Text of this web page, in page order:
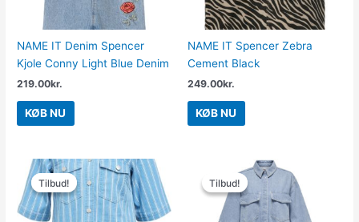
NAME IT Denim Spencer
Kjole Conny Light Blue Denim
219.00kr.
KØB NU
NAME IT Spencer Zebra
Cement Black
249.00kr.
KØB NU
Tilbud!
Tilbud!
Den
oprindelige
pris
var:
599.95kr..
Den
aktuelle
pris
er:
179.99kr..
Tilbud!
Tilbud!
oprindelige
pris
var:
449.95kr..
aktuelle
pris
er:
150.00kr..